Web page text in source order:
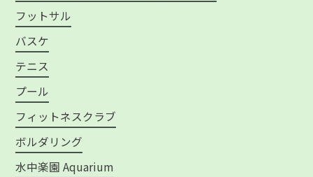
フットサル
バスケ
テニス
プール
フィットネスクラブ
ボルダリング
水中楽園 Aquarium